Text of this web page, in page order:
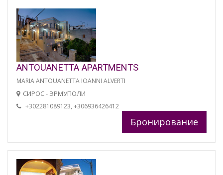
ANTOUANETTA APARTMENTS
MARIA ANTOUANETTA IOANNI ALVERTI
СИРОС - ЭРМУПОЛИ
+302281089123, +306936426412
Бронирование